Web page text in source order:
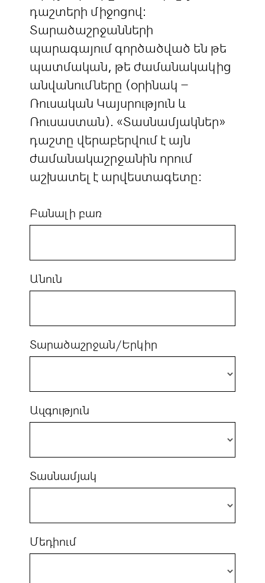
դաշտերի միջոցով:
Տարածաշրջանների
պարագայում գործածված են թե
պատմական, թե ժամանակակից
անվանումները (օրինակ –
Ռուսական Կայսրություն և
Ռուսաստան). «Տասնամյակներ»
դաշտը վերաբերվում է այն
ժամանակաշրջանին որում
աշխատել է արվեստագետը:
Բանալի բառ
Անուն
Տարածաշրջան/Երկիր
Ազգություն
Տասնամյակ
Մեդիում